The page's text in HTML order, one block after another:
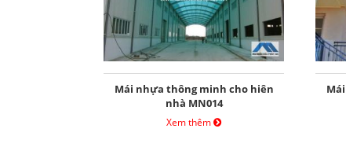
Mái nhựa thông minh cho hiên
nhà MN014
Xem thêm